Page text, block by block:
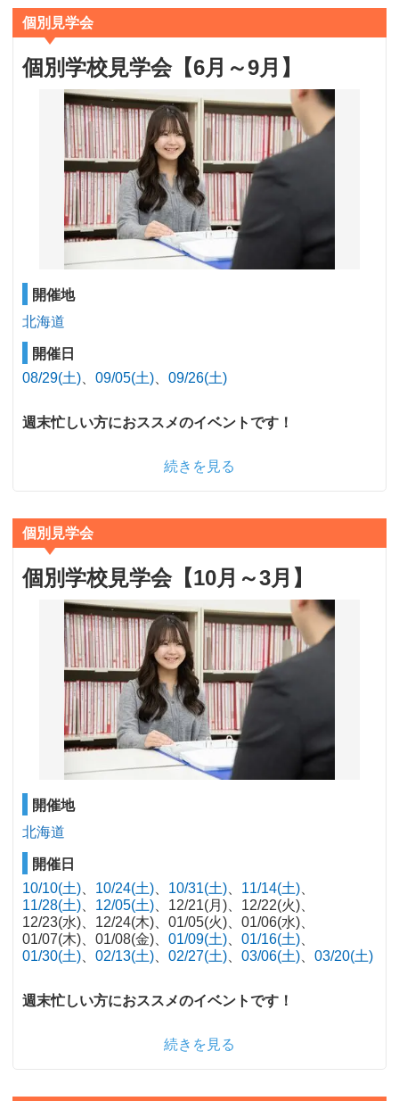
個別見学会
個別学校見学会【6月～9月】
開催地
北海道
開催日
08/29(土)
09/05(土) 09/26(土)
週末忙しい方におススメのイベントです！
続きを見る
個別見学会
個別学校見学会【10月～3月】
開催地
北海道
開催日
10/10(土)
10/24(土) 10/31(土)
11/14(土)
11/28(土)
12/05(土) 12/21(月)
12/22(火)
12/23(水)
12/24(木) 01/05(火)
01/06(水)
01/07(木)
01/08(金) 01/09(土)
01/16(土)
01/30(土)
02/13(土) 02/27(土) 03/06(土) 03/20(土)
週末忙しい方におススメのイベントです！
続きを見る